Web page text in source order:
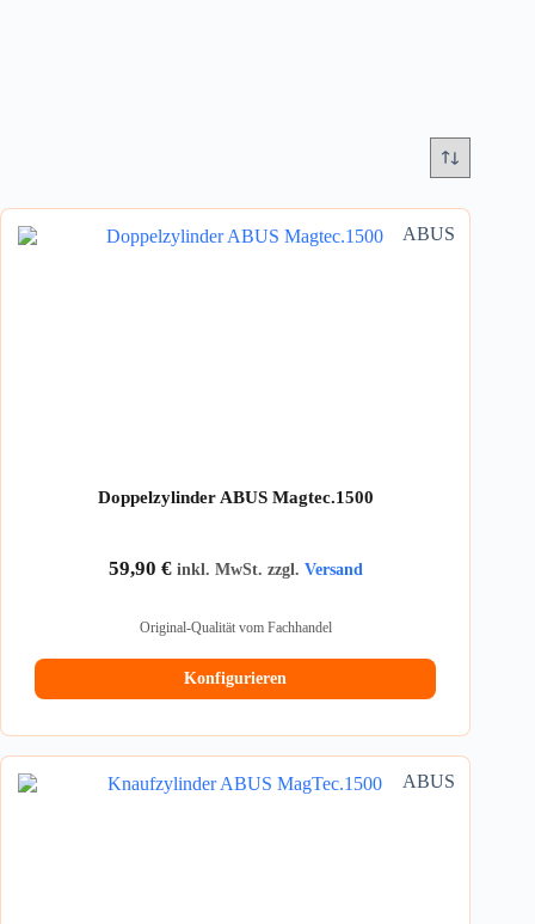
ABUS
Doppelzylinder ABUS Magtec.1500
59,90 € inkl. MwSt. zzgl. Versand
Original-Qualität vom Fachhandel
Konfigurieren
ABUS